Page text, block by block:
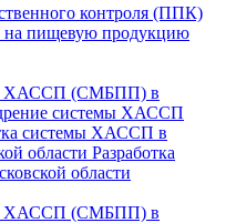
контроля (ППК)
на пищевую продукцию
ХАССП (СМБПП) в
системы ХАССП
системы ХАССП в
области Разработка
области
ХАССП (СМБПП) в